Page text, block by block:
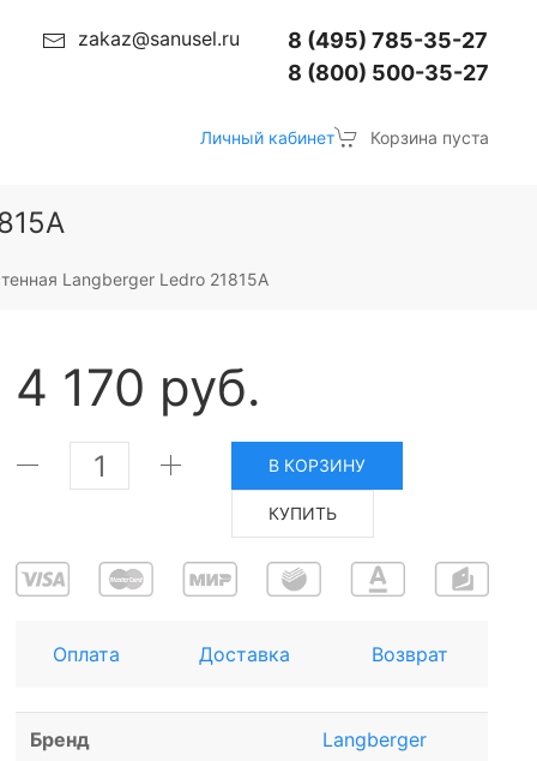
zakaz@sanusel.ru
8 (495) 785-35-27
8 (800) 500-35-27
Личный кабинет Корзина пуста
Langberger Ledro 21815A
4 170 руб.
В КОРЗИНУ
КУПИТЬ
Оплата Доставка Возврат
Бренд Langberger